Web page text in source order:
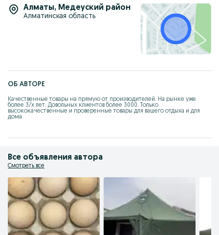
Алматы, Медеуский район
Алматинская область
ОБ АВТОРЕ
Качественные товары на прямую от производителей. На рынке уже
более 3/х лет. Довольных клиентов более 3000. Только
высококачественные и проверенные товары для вашего отдыха и для
дома
Все объявления автора
Смотреть все